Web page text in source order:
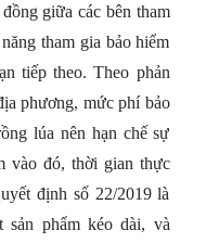
giữa các bên tham
tham gia bảo hiểm
tiếp theo. Theo phản
phương, mức phí bảo
lúa nên hạn chế sự
vào đó, thời gian thực
định số 22/2019 là
sản phẩm kéo dài, và